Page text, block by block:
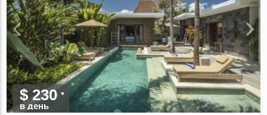
$ 230
в день